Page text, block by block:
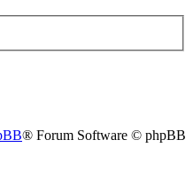
® Forum Software © phpBB